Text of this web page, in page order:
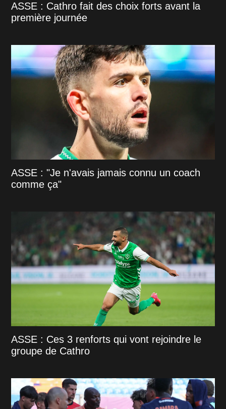
ASSE : Cathro fait des choix forts avant la
première journée
ASSE : "Je n'avais jamais connu un coach
comme ça"
ASSE : Ces 3 renforts qui vont rejoindre le
groupe de Cathro